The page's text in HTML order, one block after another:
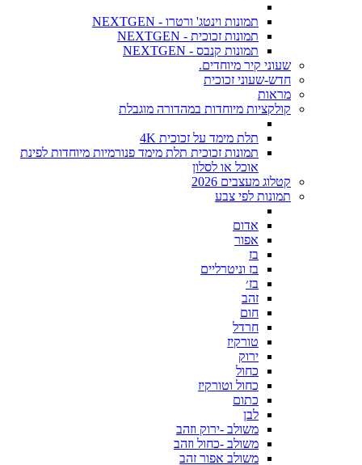
תמונות וינטג' ורטרו - NEXTGEN
תמונות זכוכית - NEXTGEN
תמונות קנבס - NEXTGEN
שעוני קיר מיוחדים.
חדש-שעוני זכוכית
מראות
קולקציות מיוחדות במהדורה מוגבלת
תלת מימד על זכוכית 4K
תמונות זכוכית תלת מימד פנורמיות מיוחדות לפינת
אוכל או לסלון
קטלוג מעצבים 2026
תמונות לפי צבע
אדום
אפור
בז
בז וניטרליים
בז׳
זהב
חום
חרדל
טורקיז
ירוק
כחול
כחול וטורקיז
כתום
לבן
משולב -ירוק וזהב
משולב -כחול וזהב
משולב אפור זהב